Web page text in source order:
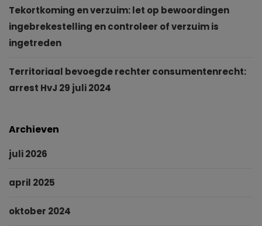
Tekortkoming en verzuim: let op bewoordingen
ingebrekestelling en controleer of verzuim is
ingetreden
Territoriaal bevoegde rechter consumentenrecht:
arrest HvJ 29 juli 2024
Archieven
juli 2026
april 2025
oktober 2024